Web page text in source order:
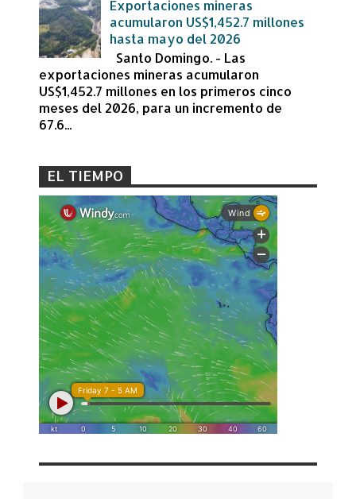
Exportaciones mineras
acumularon US$1,452.7 millones
hasta mayo del 2026
Santo Domingo. - Las
exportaciones mineras acumularon
US$1,452.7 millones en los primeros cinco
meses del 2026, para un incremento de
67.6...
EL TIEMPO